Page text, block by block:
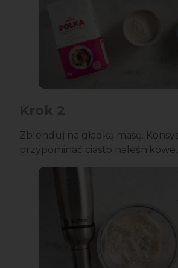
Zblenduj na gładką masę.
przypominać ciasto naleśnikowe.